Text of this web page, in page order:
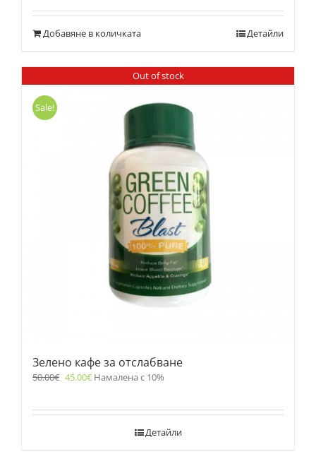
Добавяне в количката Детайли
Out of stock
Sale!
Зелено кафе за отслабване
50.00€ 45.00€ Намалена с 10%
Детайли